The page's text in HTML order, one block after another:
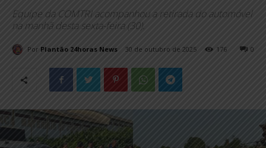
Equipe da COMTRI acompanhou a retirada do automóvel
na manhã desta sexta-feira (30).
Por Plantão 24horas News 30 de outubro de 2025 0
176